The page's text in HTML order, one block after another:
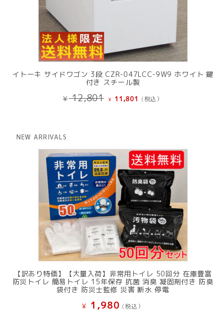
イトーキ サイドワゴン 3段 CZR-047LCC-9W9 ホワイト 鍵
付き スチール製
¥12,801 元
で
し
た。
¥ 11,801 現
¥ 11,801
で
す。
(税込）
NEW ARRIVALS
【訳あり特価】【大量入荷】非常用トイレ 50回分 在庫豊富
防災トイレ 簡易トイレ 15年保存 抗菌 消臭 凝固剤付き 防臭
袋付き 防災士監修 災害 断水 停電
¥ 1,980 (税込）